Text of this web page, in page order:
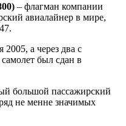
– флагман компании
авиалайнер в мире,
2005, а через два с
был сдан в
большой пассажирский
не менне значимых